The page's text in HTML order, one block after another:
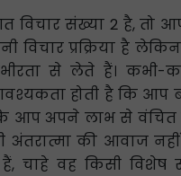
विचार संख्या 2 है, तो
विचार प्रक्रिया है
से लेते हैं। कभी-
होती है कि आप
आप अपने लाभ से
की आवाज
चाहे वह किसी विशेष